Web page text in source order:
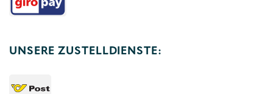
UNSERE ZUSTELLDIENSTE: